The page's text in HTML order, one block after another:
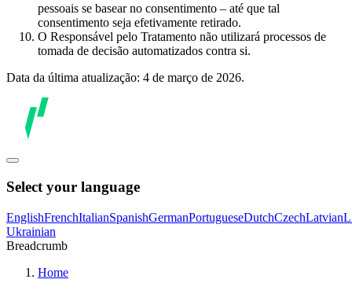
pessoais se basear no consentimento – até que tal
consentimento seja efetivamente retirado.
O Responsável pelo Tratamento não utilizará processos de
tomada de decisão automatizados contra si.
Data da última atualização: 4 de março de 2026.
Select your language
EnglishFrenchItalianSpanishGermanPortugueseDutchCzechLatvian
Ukrainian
Breadcrumb
Home